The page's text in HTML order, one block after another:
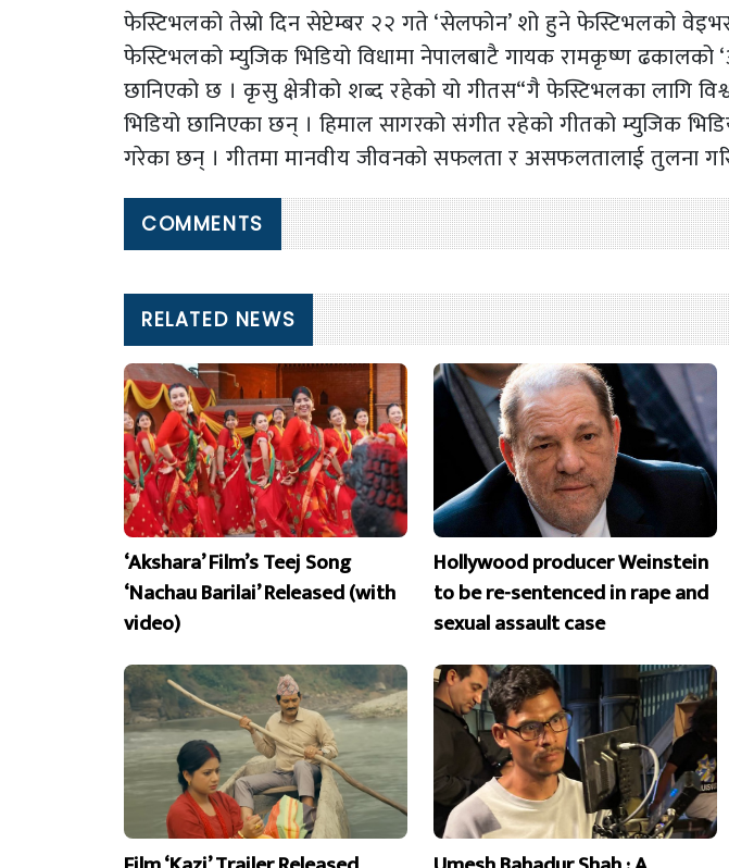
फेस्टिभलको तेस्रो दिन सेप्टेम्बर २२ गते ‘सेलफोन’ शो हुने फेस्टिभलको
फेस्टिभलको म्युजिक भिडियो विधामा नेपालबाटै गायक रामकृष्ण ढकालको
छानिएको छ । कृसु क्षेत्रीको शब्द रहेको यो गीतस“गै फेस्टिभलका लागि
भिडियो छानिएका छन् । हिमाल सागरको संगीत रहेको गीतको म्युजिक
गरेका छन् । गीतमा मानवीय जीवनको सफलता र असफलतालाई तुलना
COMMENTS
RELATED NEWS
‘Akshara’ Film’s Teej Song
‘Nachau Barilai’ Released (with
video)
Hollywood producer Weinstein
to be re-sentenced in rape and
sexual assault case